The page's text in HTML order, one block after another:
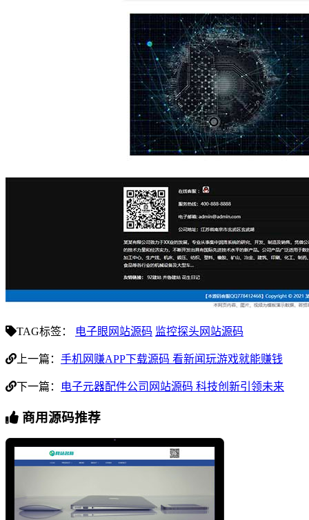
TAG标签： 电子眼网站源码 监控探头网站源码
上一篇： 手机网赚APP下载源码 看新闻玩游戏就能赚钱
下一篇： 电子元器配件公司网站源码 科技创新引领未来
商用源码推荐